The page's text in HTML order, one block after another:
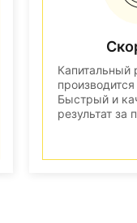
Капитальный
Быстрый и
результат за